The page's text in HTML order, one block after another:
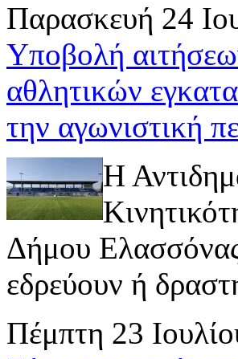
Παρασκευή 24
Υποβολή
αθλητικών
την αγωνιστική
Η
Δήμου
εδρεύουν ή
Πέμπτη 23